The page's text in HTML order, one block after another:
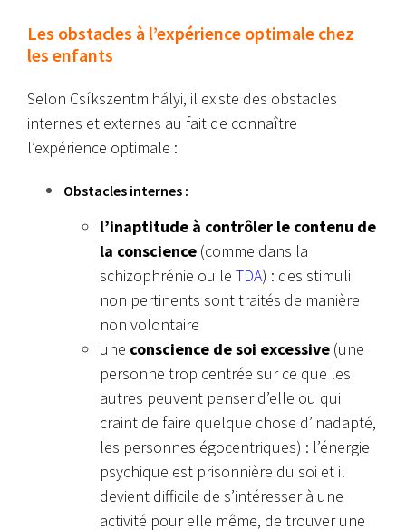
Les obstacles à l’expérience optimale chez
les enfants
Selon Csíkszentmihályi, il existe des obstacles
internes et externes au fait de connaître
l’expérience optimale :
Obstacles internes :
l’inaptitude à contrôler le contenu de
la conscience (comme dans la
schizophrénie ou le TDA) : des stimuli
non pertinents sont traités de manière
non volontaire
une conscience de soi excessive (une
personne trop centrée sur ce que les
autres peuvent penser d’elle ou qui
craint de faire quelque chose d’inadapté,
les personnes égocentriques) : l’énergie
psychique est prisonnière du soi et il
devient difficile de s’intéresser à une
activité pour elle même, de trouver une